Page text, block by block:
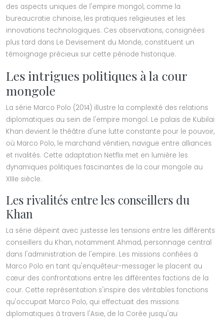
des aspects uniques de l'empire mongol, comme la
bureaucratie chinoise, les pratiques religieuses et les
innovations technologiques. Ces observations, consignées
plus tard dans Le Devisement du Monde, constituent un
témoignage précieux sur cette période historique.
Les intrigues politiques à la cour
mongole
La série Marco Polo (2014) illustre la complexité des relations
diplomatiques au sein de l'empire mongol. Le palais de Kubilai
Khan devient le théâtre d'une lutte constante pour le pouvoir,
où Marco Polo, le marchand vénitien, navigue entre alliances
et rivalités. Cette adaptation Netflix met en lumière les
dynamiques politiques fascinantes de la cour mongole au
XIIIe siècle.
Les rivalités entre les conseillers du
Khan
La série dépeint avec justesse les tensions entre les différents
conseillers du Khan, notamment Ahmad, personnage central
dans l'administration de l'empire. Les missions confiées à
Marco Polo en tant qu'enquêteur-messager le placent au
cœur des confrontations entre les différentes factions de la
cour. Cette représentation s'inspire des véritables fonctions
qu'occupait Marco Polo, qui effectuait des missions
diplomatiques à travers l'Asie, de la Corée jusqu'au